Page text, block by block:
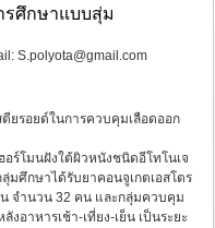
รศึกษาแบบสุ่ม
S.polyota@gmail.com
ตียรอยด์ในการควบคุมเลือดออก
ร์โมนฝังใต้ผิวหนังชนิดอีโทโนเจ
มศึกษาได้รับยาคอนจูเกตเอสโตร
น จำนวน 32 คน และกลุ่มควบคุม
อาหารเช้า-เที่ยง-เย็น เป็นระยะ